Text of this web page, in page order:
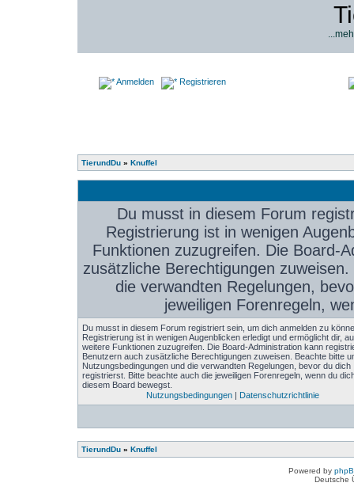
Anmelden Registrieren
TierundDu » Knuffel
Du musst in diesem Forum
Registrierung ist in wenigen
Funktionen zuzugreifen. Die Board-
zusätzliche Berechtigungen
die verwandten Regelungen,
jeweiligen Forenregeln,
Du musst in diesem Forum registriert sein, um dich anmelden zu
Registrierung ist in wenigen Augenblicken erledigt und ermöglicht dir,
weitere Funktionen zuzugreifen. Die Board-Administration kann
Benutzern auch zusätzliche Berechtigungen zuweisen. Beachte bitte
Nutzungsbedingungen und die verwandten Regelungen, bevor du dich
registrierst. Bitte beachte auch die jeweiligen Forenregeln, wenn du
diesem Board bewegst.
Nutzungsbedingungen| Datenschutzrichtlinie
TierundDu » Knuffel
Powered by
Deutsche